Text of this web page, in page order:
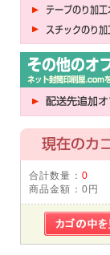
合計数量： 0
商品金額： 0円